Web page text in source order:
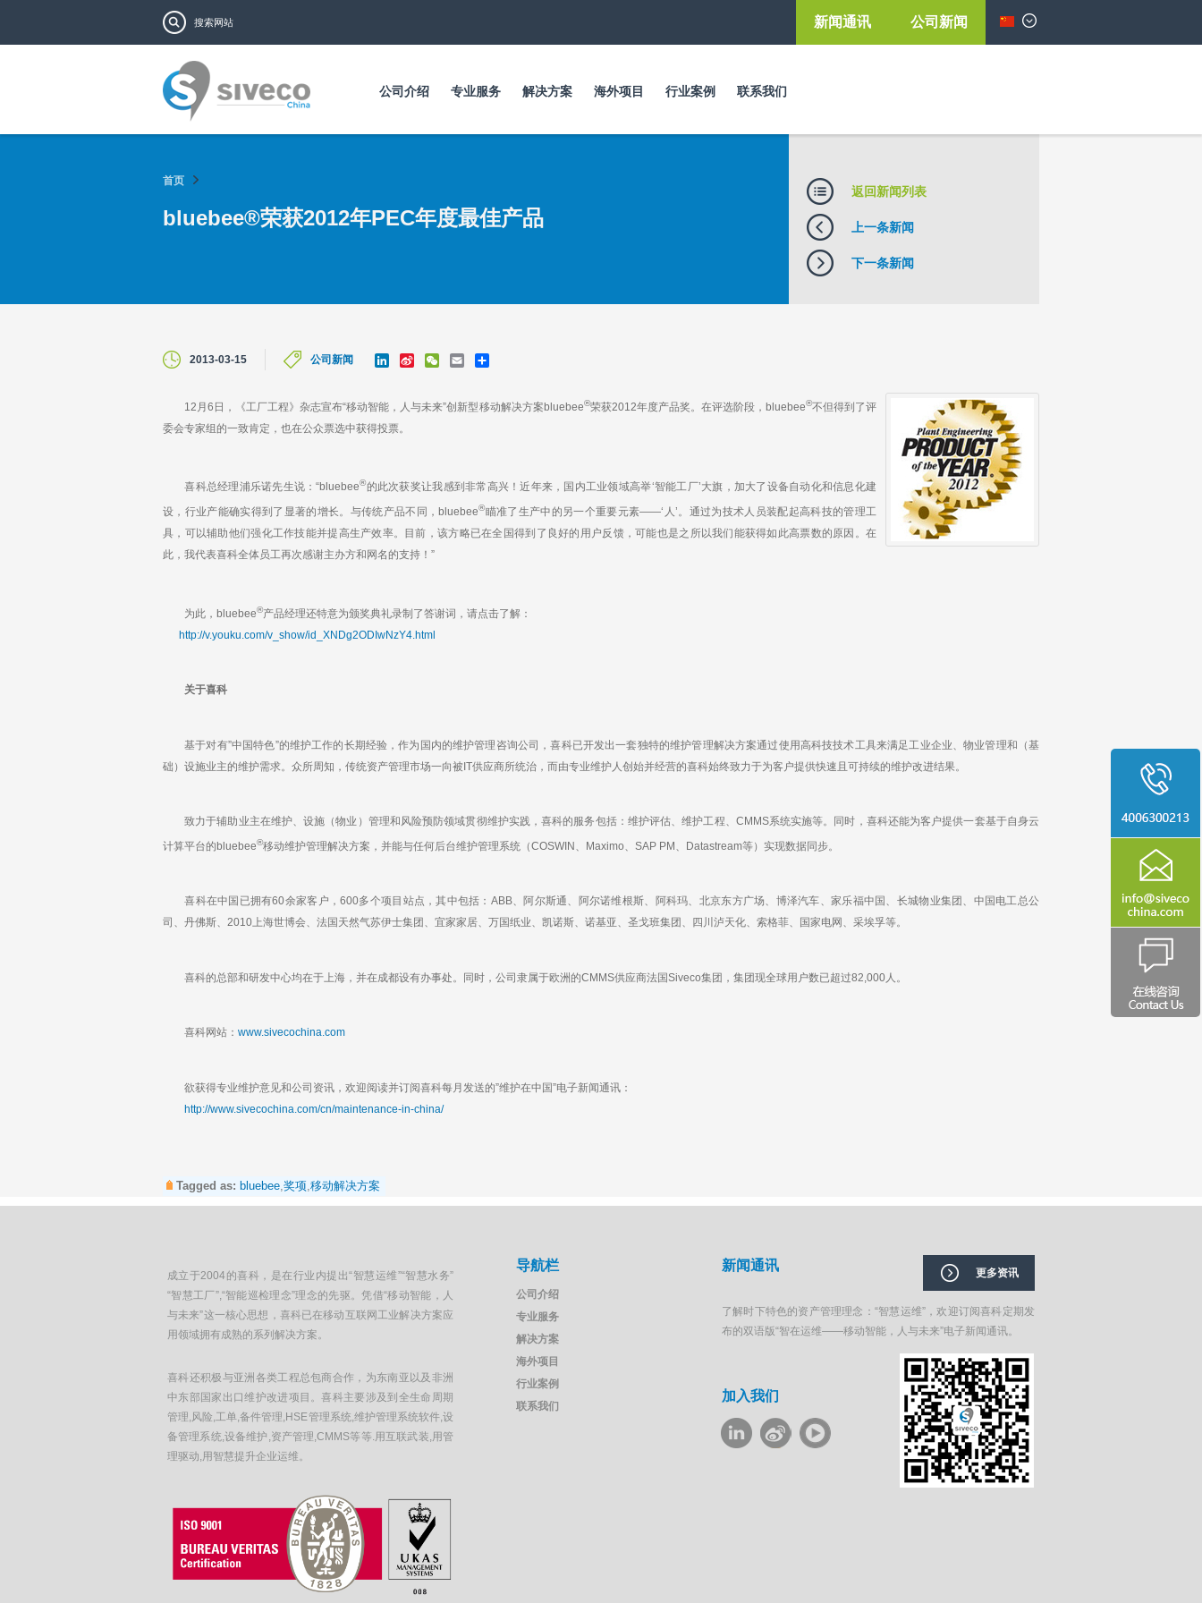
到
要
内
搜索表单 新闻通讯 公司新闻
公司介绍 专业服务 解决方案 海外项目 行业案例 联系我们
首页
bluebee®荣获2012年PEC年度最佳产品
返回新闻列表
上一条新闻
下一条新闻
2013-03-15 公司新闻
12月6日，《工厂工程》杂志宣布“移动智能，人与未来”创新型移动解决方案bluebee®荣获2012年度产品奖。在评选阶段，bluebee®不但得到了评
委会专家组的一致肯定，也在公众票选中获得投票。
喜科总经理浦乐诺先生说：“bluebee®的此次获奖让我感到非常高兴！近年来，国内工业领域高举‘智能工厂’大旗，加大了设备自动化和信息化建
设，行业产能确实得到了显著的增长。与传统产品不同，bluebee®瞄准了生产中的另一个重要元素——‘人’。通过为技术人员装配起高科技的管理工
具，可以辅助他们强化工作技能并提高生产效率。目前，该方略已在全国得到了良好的用户反馈，可能也是之所以我们能获得如此高票数的原因。在
此，我代表喜科全体员工再次感谢主办方和网名的支持！”
为此，bluebee®产品经理还特意为颁奖典礼录制了答谢词，请点击了解：
http://v.youku.com/v_show/id_XNDg2ODIwNzY4.html
关于喜科
基于对有”中国特色”的维护工作的长期经验，作为国内的维护管理咨询公司，喜科已开发出一套独特的维护管理解决方案通过使用高科技技术工具来满足工业企业、物业管理和（基
础）设施业主的维护需求。众所周知，传统资产管理市场一向被IT供应商所统治，而由专业维护人创始并经营的喜科始终致力于为客户提供快速且可持续的维护改进结果。
致力于辅助业主在维护、设施（物业）管理和风险预防领域贯彻维护实践，喜科的服务包括：维护评估、维护工程、CMMS系统实施等。同时，喜科还能为客户提供一套基于自身云
计算平台的bluebee®移动维护管理解决方案，并能与任何后台维护管理系统（COSWIN、Maximo、SAP PM、Datastream等）实现数据同步。
喜科在中国已拥有60余家客户，600多个项目站点，其中包括：ABB、阿尔斯通、阿尔诺维根斯、阿科玛、北京东方广场、博泽汽车、家乐福中国、长城物业集团、中国电工总公
司、丹佛斯、2010上海世博会、法国天然气苏伊士集团、宜家家居、万国纸业、凯诺斯、诺基亚、圣戈班集团、四川泸天化、索格菲、国家电网、采埃孚等。
喜科的总部和研发中心均在于上海，并在成都设有办事处。同时，公司隶属于欧洲的CMMS供应商法国Siveco集团，集团现全球用户数已超过82,000人。
喜科网站： www.sivecochina.com
欲获得专业维护意见和公司资讯，欢迎阅读并订阅喜科每月发送的”维护在中国”电子新闻通讯：
http://www.sivecochina.com/cn/maintenance-in-china/
Tagged as: bluebee 奖项 移动解决方案
e
d
a
W
W
h
a
i
l
r
e
成立于2004的喜科，是在行业内提出“智慧运维”“智慧水务”
“智慧工厂”,“智能巡检理念”理念的先驱。凭借“移动智能，人
与未来”这一核心思想，喜科已在移动互联网工业解决方案应
用领域拥有成熟的系列解决方案。
喜科还积极与亚洲各类工程总包商合作，为东南亚以及非洲
中东部国家出口维护改进项目。喜科主要涉及到全生命周期
管理,风险,工单,备件管理,HSE管理系统,维护管理系统软件,设
备管理系统,设备维护,资产管理,CMMS等等.用互联武装,用管
理驱动,用智慧提升企业运维。
导航栏
公司介绍
专业服务
解决方案
海外项目
行业案例
联系我们
新闻通讯 更多资讯
了解时下特色的资产管理理念：“智慧运维”，欢迎订阅喜科定期发
布的双语版“智在运维——移动智能，人与未来”电子新闻通讯。
加入我们